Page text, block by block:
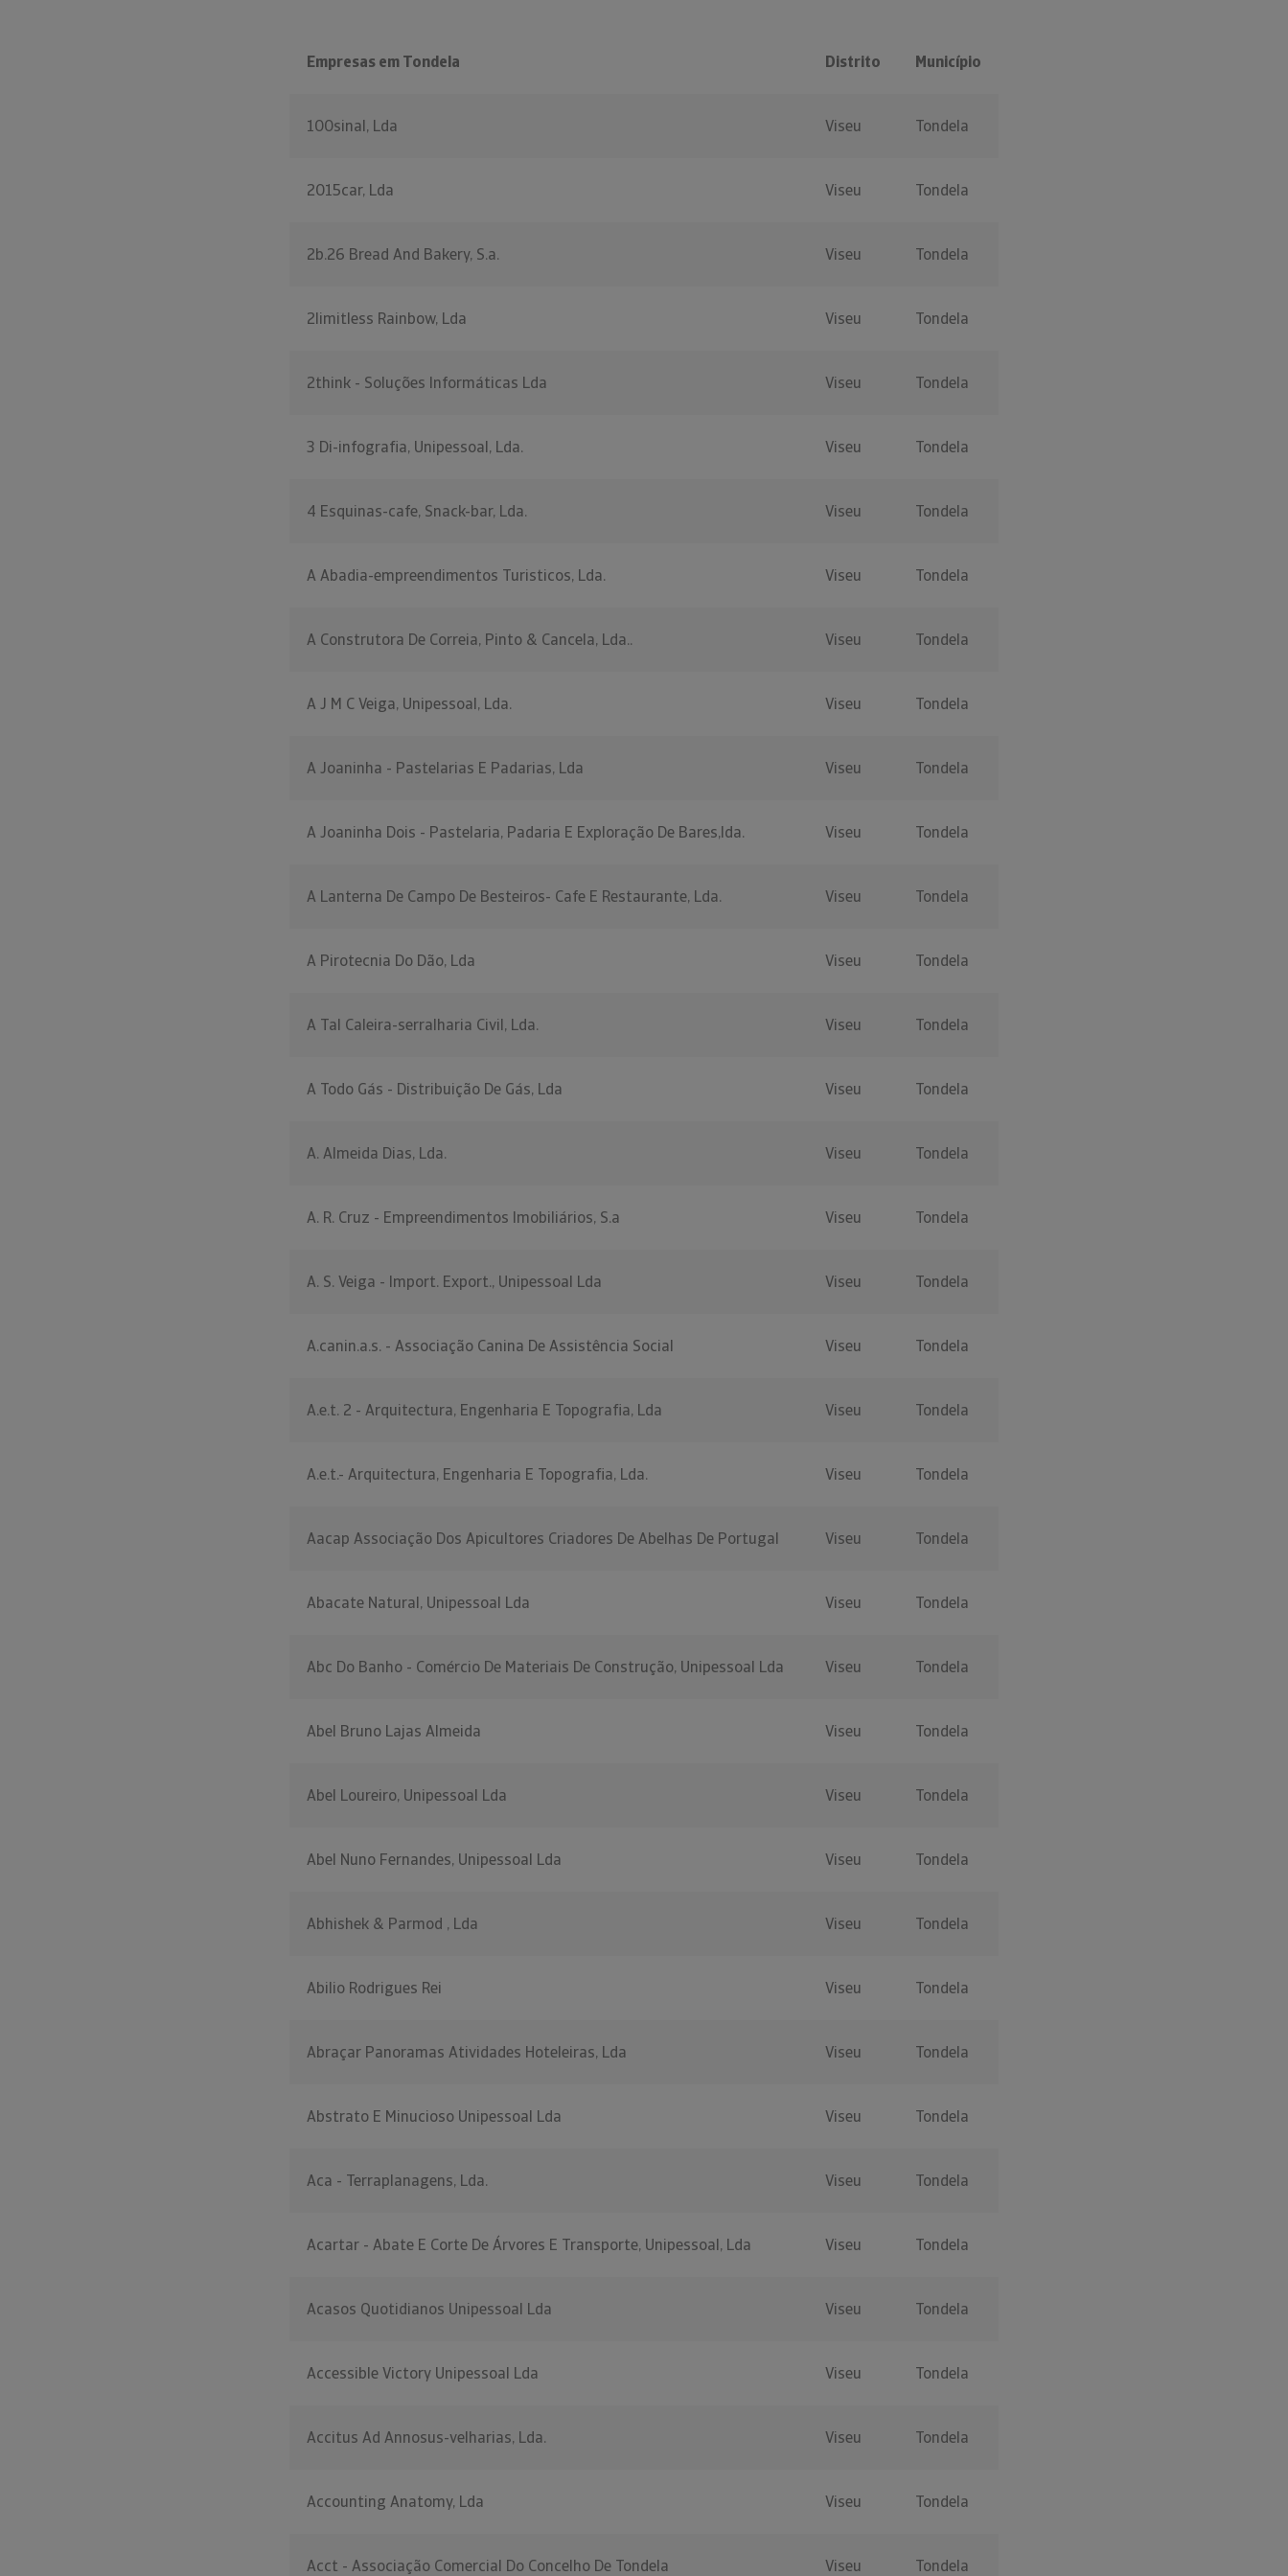
Empresas em Tondela Distrito Município
100sinal, Lda Viseu Tondela
2015car, Lda Viseu Tondela
2b.26 Bread And Bakery, S.a. Viseu Tondela
2limitless Rainbow, Lda Viseu Tondela
2think - Soluções Informáticas Lda Viseu Tondela
3 Di-infografia, Unipessoal, Lda. Viseu Tondela
4 Esquinas-cafe, Snack-bar, Lda. Viseu Tondela
A Abadia-empreendimentos Turisticos, Lda. Viseu Tondela
A Construtora De Correia, Pinto & Cancela, Lda.. Viseu Tondela
A J M C Veiga, Unipessoal, Lda. Viseu Tondela
A Joaninha - Pastelarias E Padarias, Lda Viseu Tondela
A Joaninha Dois - Pastelaria, Padaria E Exploração De Bares,lda. Viseu Tondela
A Lanterna De Campo De Besteiros- Cafe E Restaurante, Lda. Viseu Tondela
A Pirotecnia Do Dão, Lda Viseu Tondela
A Tal Caleira-serralharia Civil, Lda. Viseu Tondela
A Todo Gás - Distribuição De Gás, Lda Viseu Tondela
A. Almeida Dias, Lda. Viseu Tondela
A. R. Cruz - Empreendimentos Imobiliários, S.a Viseu Tondela
A. S. Veiga - Import. Export., Unipessoal Lda Viseu Tondela
A.canin.a.s. - Associação Canina De Assistência Social Viseu Tondela
A.e.t. 2 - Arquitectura, Engenharia E Topografia, Lda Viseu Tondela
A.e.t.- Arquitectura, Engenharia E Topografia, Lda. Viseu Tondela
Aacap Associação Dos Apicultores Criadores De Abelhas De Portugal Viseu Tondela
Abacate Natural, Unipessoal Lda Viseu Tondela
Abc Do Banho - Comércio De Materiais De Construção, Unipessoal Lda Viseu Tondela
Abel Bruno Lajas Almeida Viseu Tondela
Abel Loureiro, Unipessoal Lda Viseu Tondela
Abel Nuno Fernandes, Unipessoal Lda Viseu Tondela
Abhishek & Parmod , Lda Viseu Tondela
Abilio Rodrigues Rei Viseu Tondela
Abraçar Panoramas Atividades Hoteleiras, Lda Viseu Tondela
Abstrato E Minucioso Unipessoal Lda Viseu Tondela
Aca - Terraplanagens, Lda. Viseu Tondela
Acartar - Abate E Corte De Árvores E Transporte, Unipessoal, Lda Viseu Tondela
Acasos Quotidianos Unipessoal Lda Viseu Tondela
Accessible Victory Unipessoal Lda Viseu Tondela
Accitus Ad Annosus-velharias, Lda. Viseu Tondela
Accounting Anatomy, Lda Viseu Tondela
Acct - Associação Comercial Do Concelho De Tondela Viseu Tondela